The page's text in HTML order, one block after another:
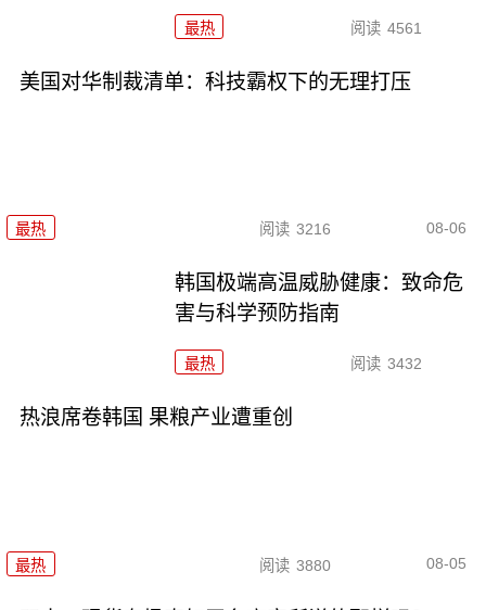
最热 阅读 4561
美国对华制裁清单：科技霸权下的无理打压
最热 阅读 3216 08-06
韩国极端高温威胁健康：致命危
害与科学预防指南
最热 阅读 3432
热浪席卷韩国 果粮产业遭重创
最热 阅读 3880 08-05